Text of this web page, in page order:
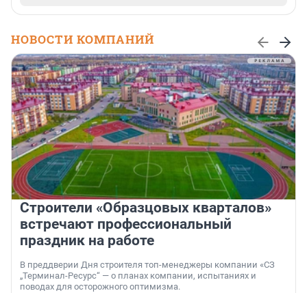
НОВОСТИ КОМПАНИЙ
Строители «Образцовых кварталов»
встречают профессиональный
праздник на работе
В преддверии Дня строителя топ-менеджеры компании «СЗ
„Терминал-Ресурс“ — о планах компании, испытаниях и
поводах для осторожного оптимизма.